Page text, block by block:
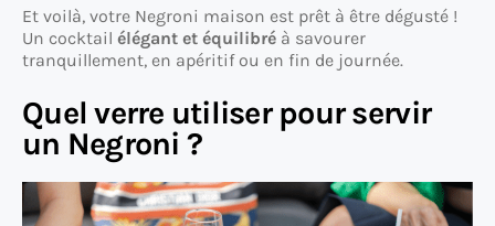
Et voilà, votre Negroni maison est prêt à être dégusté !
Un cocktail élégant et équilibré à savourer
tranquillement, en apéritif ou en fin de journée.
Quel verre utiliser pour servir
un Negroni ?